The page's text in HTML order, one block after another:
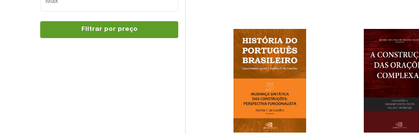
Filtrar por preço